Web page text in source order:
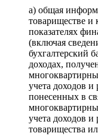
а) общая
товариществе и
показателях
(включая
бухгалтерский
доходах,
учета доходов и
понесенных в
учета доходов и
товарищества